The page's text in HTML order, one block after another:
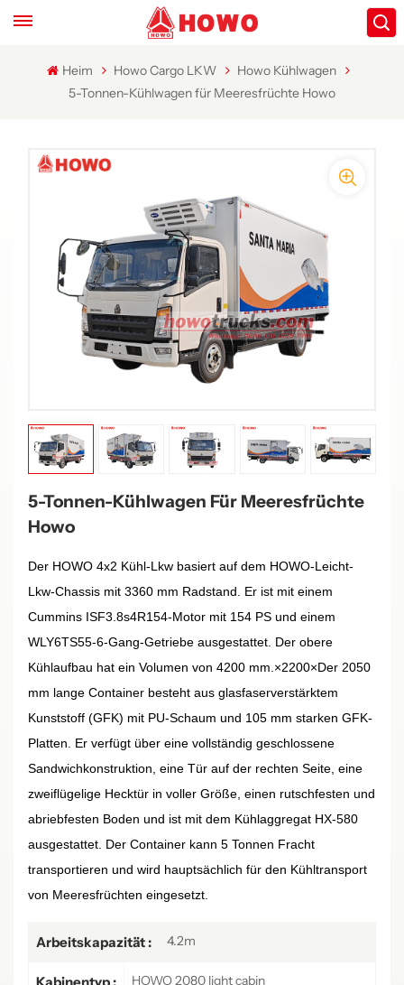
Heim Howo Cargo LKW
Howo Kühlwagen
5-Tonnen-Kühlwagen für Meeresfrüchte Howo
5-Tonnen-Kühlwagen Für Meeresfrüchte
Howo
Der HOWO 4x2 Kühl-Lkw basiert auf dem HOWO-Leicht-
Lkw-Chassis mit 3360 mm Radstand. Er ist mit einem
Cummins ISF3.8s4R154-Motor mit 154 PS und einem
WLY6TS55-6-Gang-Getriebe ausgestattet. Der obere
Kühlaufbau hat ein Volumen von 4200 mm. ×2200×Der 2050
mm lange Container besteht aus glasfaserverstärktem
Kunststoff (GFK) mit PU-Schaum und 105 mm starken GFK-
Platten. Er verfügt über eine vollständig geschlossene
Sandwichkonstruktion, eine Tür auf der rechten Seite, eine
zweiflügelige Hecktür in voller Größe, einen rutschfesten und
abriebfesten Boden und ist mit dem Kühlaggregat HX-580
ausgestattet. Der Container kann 5 Tonnen Fracht
transportieren und wird hauptsächlich für den Kühltransport
von Meeresfrüchten eingesetzt.
Arbeitskapazität : 4.2m
HOWO 2080 light cabin